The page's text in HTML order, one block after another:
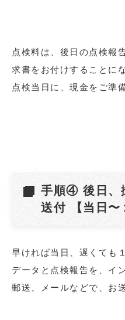
点検料は、後日の点検報
求書をお付けすることに
点検当日に、現金をご準
手順④ 後日、
送付 【当日〜
早ければ当日、遅くても
データと点検報告を、イ
郵送、メールなどで、お